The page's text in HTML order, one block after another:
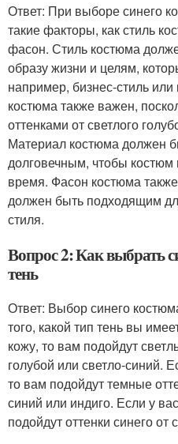
Ответ: При выборе синего
такие факторы, как стиль
фасон. Стиль костюма
образу жизни и целям,
например, бизнес-стиль
костюма также важен,
оттенками от светлого
Материал костюма должен
долговечным, чтобы
время. Фасон костюма
должен быть подходящим
стиля.
Вопрос 2: Как выбрать
тень
Ответ: Выбор синего
того, какой тип тень вы
кожу, то вам подойдут
голубой или светло-синий.
то вам подойдут темные
синий или индиго. Если у
подойдут оттенки синего от